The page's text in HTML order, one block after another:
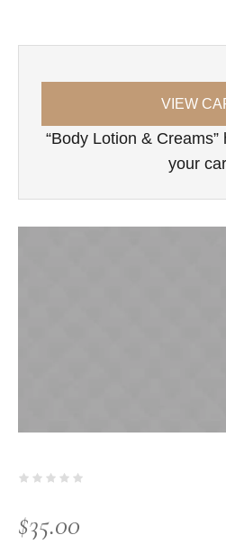
VIEW
“Body Lotion &
your
$35.00